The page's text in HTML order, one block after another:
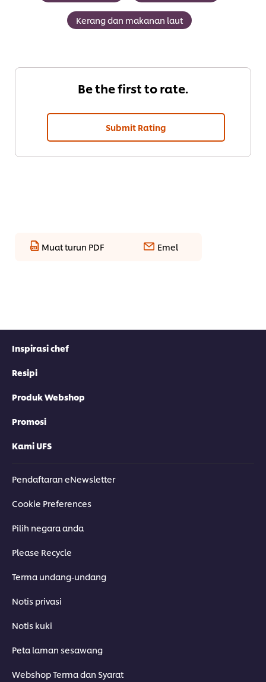
Kerang dan makanan laut
Be the first to rate.
Submit Rating
Muat turun PDF Emel
Inspirasi chef
Resipi
Produk Webshop
Promosi
Kami UFS
Pendaftaran eNewsletter
Cookie Preferences
Pilih negara anda
Please Recycle
Terma undang-undang
Notis privasi
Notis kuki
Peta laman sesawang
Webshop Terma dan Syarat